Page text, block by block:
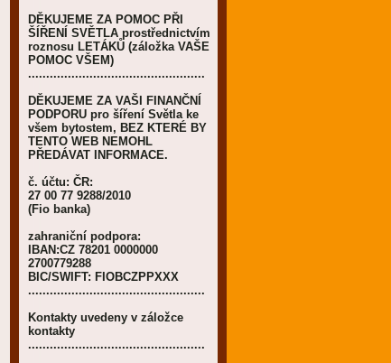
DĚKUJEME ZA POMOC PŘI
ŠÍŘENÍ SVĚTLA prostřednictvím
roznosu LETÁKŮ (záložka VAŠE
POMOC VŠEM)
.................................................
DĚKUJEME ZA VAŠI FINANČNÍ
PODPORU pro šíření Světla ke
všem bytostem, BEZ KTERÉ BY
TENTO WEB NEMOHL
PŘEDÁVAT INFORMACE.
č. účtu: ČR:
27 00 77 9288/2010
(Fio banka)
zahraniční podpora:
IBAN:CZ 78201 0000000
2700779288
BIC/SWIFT: FIOBCZPPXXX
.................................................
Kontakty uvedeny v záložce
kontakty
.................................................